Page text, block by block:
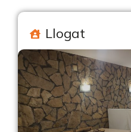
Llogat